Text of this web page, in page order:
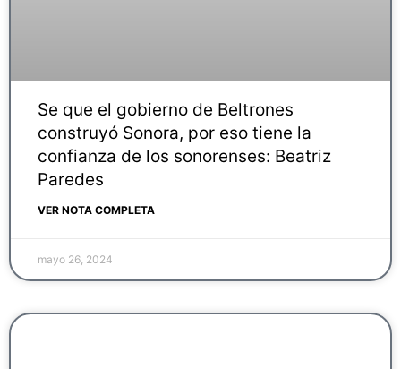
Se que el gobierno de Beltrones
construyó Sonora, por eso tiene la
confianza de los sonorenses: Beatriz
Paredes
VER NOTA COMPLETA
mayo 26, 2024